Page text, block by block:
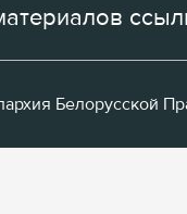
Белорусской